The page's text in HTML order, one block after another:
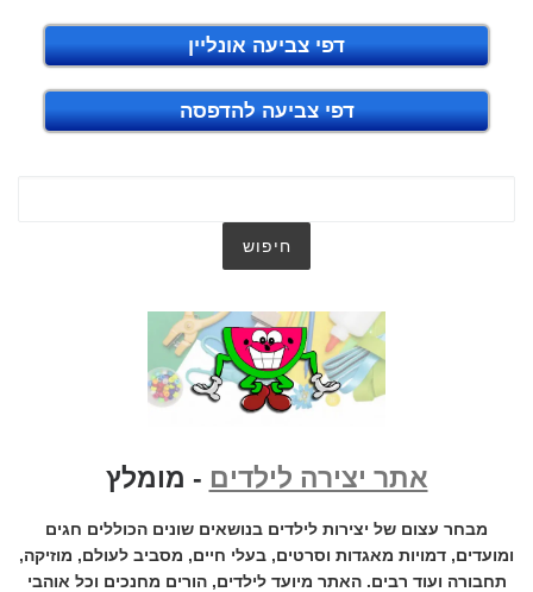
דפי צביעה אונליין
דפי צביעה להדפסה
אתר יצירה לילדים - מומלץ
מבחר עצום של יצירות לילדים בנושאים שונים הכוללים חגים
ומועדים, דמויות מאגדות וסרטים, בעלי חיים, מסביב לעולם, מוזיקה,
תחבורה ועוד רבים. האתר מיועד לילדים, הורים מחנכים וכל אוהבי